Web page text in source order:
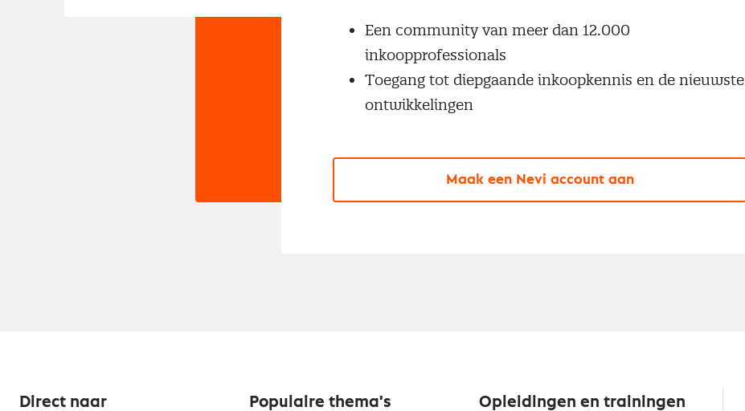
Een community van meer dan 12.000
inkoopprofessionals
Toegang tot diepgaande inkoopkennis en de nieuwste
ontwikkelingen
Maak een Nevi account aan
Direct naar Populaire thema's Opleidingen en trainingen